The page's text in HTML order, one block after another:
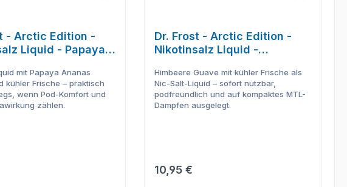
- Arctic Edition -
Liquid - Papaya
mit Papaya Ananas
kühler Frische – praktisch
wenn Pod-Komfort und
zählen.
Preis:
Dr. Frost - Arctic Edition -
Nikotinsalz Liquid -
Himbeere Guave mit kühler Frische als
Nic-Salt-Liquid – sofort nutzbar,
podfreundlich und auf kompaktes MTL-
Dampfen ausgelegt.
Regulärer Preis:
10,95 €